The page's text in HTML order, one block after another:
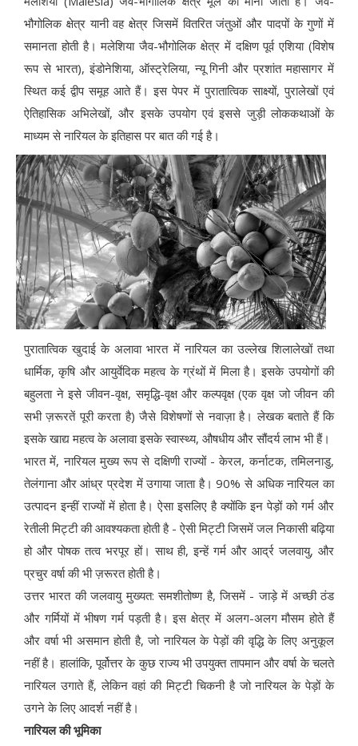
भौगोलिक क्षेत्र यानी वह क्षेत्र जिसमें वितरित जंतुओं और पादपों के गुणों में
समानता होती है। मलेशिया जैव-भौगोलिक क्षेत्र में दक्षिण पूर्व एशिया (विशेष
रूप से भारत), इंडोनेशिया, ऑस्ट्रेलिया, न्यू गिनी और प्रशांत महासागर में
स्थित कई द्वीप समूह आते हैं। इस पेपर में पुरातात्विक साक्ष्यों, पुरालेखों एवं
ऐतिहासिक अभिलेखों, और इसके उपयोग एवं इससे जुड़ी लोककथाओं के
माध्यम से नारियल के इतिहास पर बात की गई है।
पुरातात्विक खुदाई के अलावा भारत में नारियल का उल्लेख शिलालेखों तथा
धार्मिक, कृषि और आयुर्वेदिक महत्व के ग्रंथों में मिला है। इसके उपयोगों की
बहुलता ने इसे जीवन-वृक्ष, समृद्धि-वृक्ष और कल्पवृक्ष (एक वृक्ष जो जीवन की
सभी ज़रूरतें पूरी करता है) जैसे विशेषणों से नवाज़ा है। लेखक बताते हैं कि
इसके खाद्य महत्व के अलावा इसके स्वास्थ्य, औषधीय और सौंदर्य लाभ भी हैं।
भारत में, नारियल मुख्य रूप से दक्षिणी राज्यों - केरल, कर्नाटक, तमिलनाडु,
तेलंगाना और आंध्र प्रदेश में उगाया जाता है। 90% से अधिक नारियल का
उत्पादन इन्हीं राज्यों में होता है। ऐसा इसलिए है क्योंकि इन पेड़ों को गर्म और
रेतीली मिट्टी की आवश्यकता होती है - ऐसी मिट्टी जिसमें जल निकासी बढ़िया
हो और पोषक तत्व भरपूर हों। साथ ही, इन्हें गर्म और आर्द्र जलवायु, और
प्रचुर वर्षा की भी ज़रूरत होती है।
उत्तर भारत की जलवायु मुख्यत: समशीतोष्ण है, जिसमें - जाड़े में अच्छी ठंड
और गर्मियों में भीषण गर्म पड़ती है। इस क्षेत्र में अलग-अलग मौसम होते हैं
और वर्षा भी असमान होती है, जो नारियल के पेड़ों की वृद्धि के लिए अनुकूल
नहीं है। हालांकि, पूर्वोत्तर के कुछ राज्य भी उपयुक्त तापमान और वर्षा के चलते
नारियल उगाते हैं, लेकिन वहां की मिट्टी चिकनी है जो नारियल के पेड़ों के
उगने के लिए आदर्श नहीं है।
नारियल की भूमिका